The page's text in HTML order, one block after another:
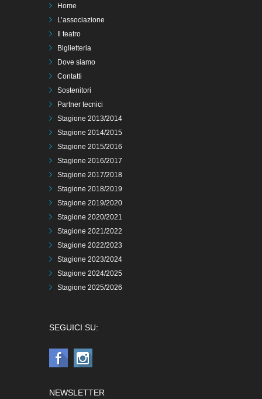
Home
L’associazione
Il teatro
Biglietteria
Dove siamo
Contatti
Sostenitori
Partner tecnici
Stagione 2013/2014
Stagione 2014/2015
Stagione 2015/2016
Stagione 2016/2017
Stagione 2017/2018
Stagione 2018/2019
Stagione 2019/2020
Stagione 2020/2021
Stagione 2021/2022
Stagione 2022/2023
Stagione 2023/2024
Stagione 2024/2025
Stagione 2025/2026
SEGUICI SU:
NEWSLETTER